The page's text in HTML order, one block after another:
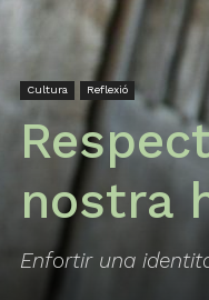
Cultura Reflexió
nostra
Enfortir una